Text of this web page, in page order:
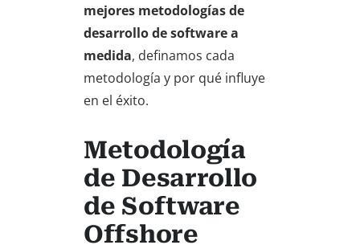
mejores metodologías de
desarrollo de software a
medida, definamos cada
metodología y por qué influye
en el éxito.
Metodología
de Desarrollo
de Software
Offshore